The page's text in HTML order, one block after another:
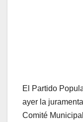
El Partido
ayer la
Comité